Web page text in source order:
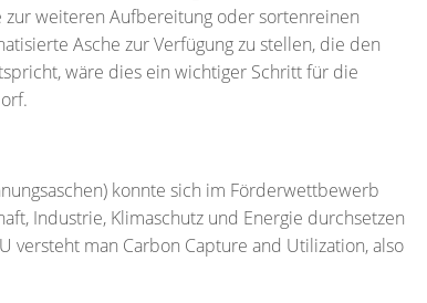
weiteren Aufbereitung oder sortenreinen
Asche zur Verfügung zu stellen, die den
wäre dies ein wichtiger Schritt für die
konnte sich im Förderwettbewerb
Industrie, Klimaschutz und Energie durchsetzen
versteht man Carbon Capture and Utilization, also